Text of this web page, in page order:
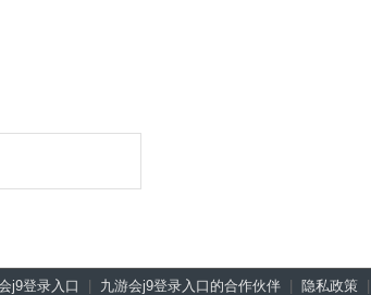
j9登录入口 九游会j9登录入口的合作伙伴| 隐私政策|